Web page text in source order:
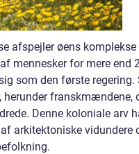
afspejler øens komplekse
mennesker for mere end
som den første regering.
franskmændene,
Denne koloniale arv
arkitektoniske vidundere